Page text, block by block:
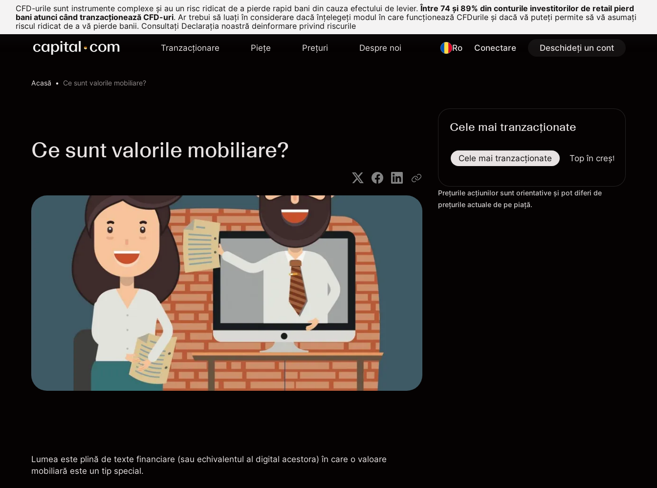
CFD-urile sunt instrumente complexe și au un risc ridicat de a pierde rapid bani din cauza efectului de levier. Între 74 și 89% din conturile investitorilor de retail pierd
bani atunci când tranzacționează CFD-uri. Ar trebui să luați în considerare dacă înțelegeți modul în care funcționează CFDurile și dacă vă puteți permite să vă asumați
riscul ridicat de a vă pierde banii. Consultați Declarația noastră deinformare privind riscurile
Tranzacționare Pieţe Prețuri Despre noi Ro Conectare Deschideți un cont
Acasă Ce sunt valorile mobiliare?
Ce sunt valorile mobiliare?
Lumea este plină de texte financiare (sau echivalentul al digital acestora) în care o valoare
mobiliară este un tip special.
Cele mai tranzacționate
Cele mai tranzacționate Top în creștere
Prețurile acțiunilor sunt orientative și pot diferi de
prețurile actuale de pe piață.